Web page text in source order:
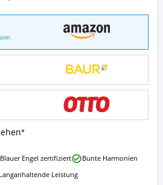
Blauer Engel zertifiziert
Bunte Harmonien
Langanhaltende Leistung